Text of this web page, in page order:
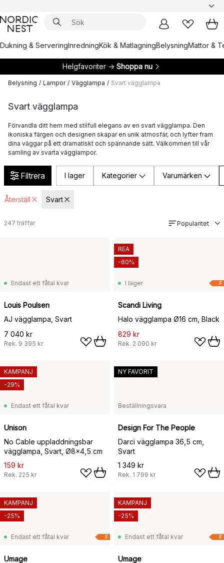
Dukning & ServeringInredningKök & MatlagningBelysningMattor &
Helgfavoriter → Shoppa nu
Belysning / Lampor / Vägglampa / Svart vägglampa
Svart vägglampa
Förvandla ditt hem med stilfull elegans av en svart vägglampa. Den
ikoniska färgen och designen skapar en unik atmosfär, och lyfter fram
dina väggar på ett dramatiskt och spännande sätt. Välkommen till vår
samling av svarta vägglampor.
Filtrera I lager Kategorier Varumärken
Återställ Svart
247 träffar Popularitet
Endast ett fåtal kvar
Louis Poulsen
AJ vägglampa, Svart
7 040 kr
Rek. 9 395 kr
F
I lager
Scandi Living
Halo vägglampa Ø16 cm, Black
829 kr
Rek. 2 090 kr
REA
-60%
Endast ett fåtal kvar
Unison
No Cable uppladdningsbar
vägglampa, Svart, Ø8x4,5 cm
159 kr
Rek. 225 kr
KAMPANJ
-29%
Beställningsvara
Design For The People
Darci vägglampa 36,5 cm,
Svart
1 349 kr
Rek. 1 799 kr
NY FAVORIT
F
Endast ett fåtal kvar
Umage
KAMPANJ
-25%
F
Endast ett fåtal kvar
Umage
KAMPANJ
-25%